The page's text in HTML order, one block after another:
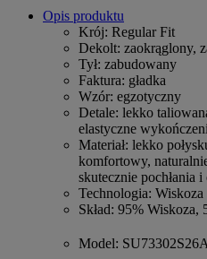
Opis produktu
Krój: Regular Fit
Dekolt: zaokrąglony,
Tył: zabudowany
Faktura: gładka
Wzór: egzotyczny
Detale: lekko
elastyczne
Materiał: lekko
komfortowy,
skutecznie pochłania
Technologia: Wiskoza
Skład: 95% Wiskoza,
Model: SU73302S26A